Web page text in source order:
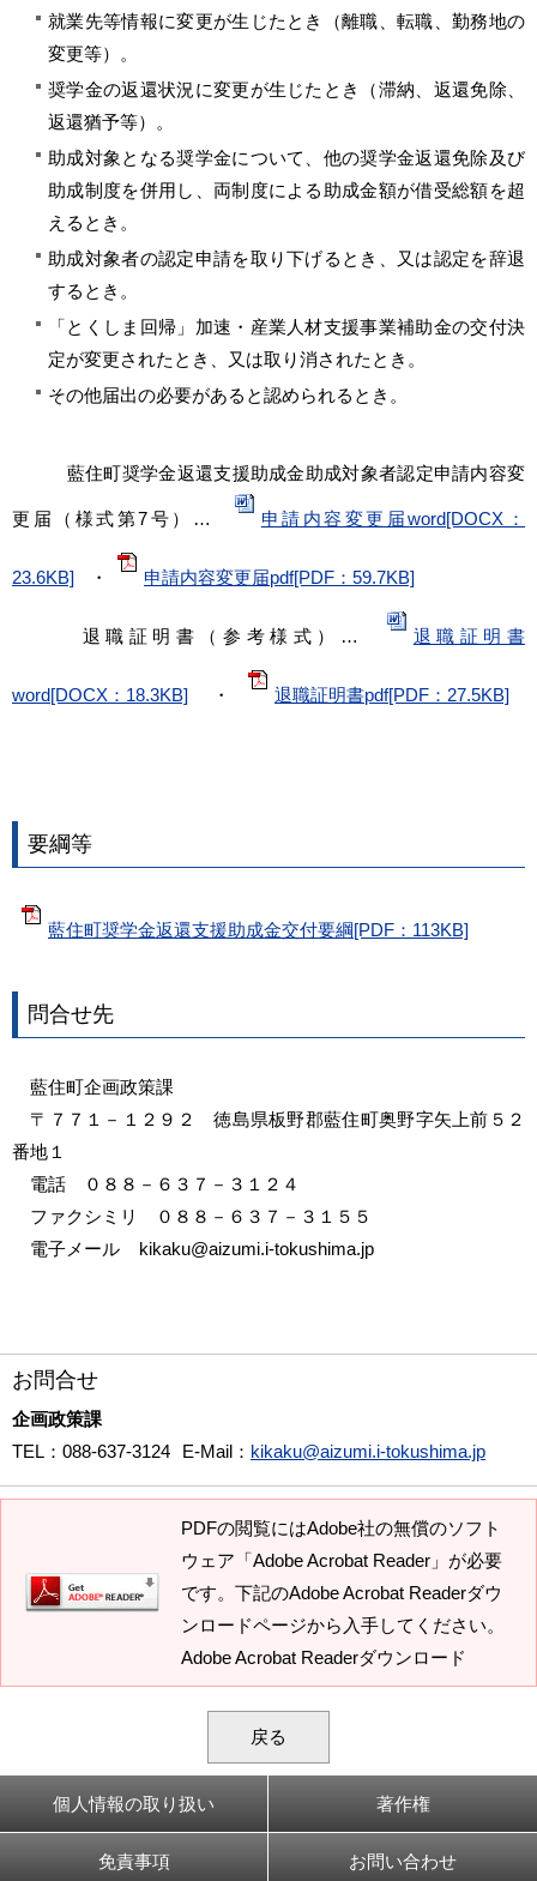
就業先等情報に変更が生じたとき（離職、転職、勤務地の
変更等）。
奨学金の返還状況に変更が生じたとき（滞納、返還免除、
返還猶予等）。
助成対象となる奨学金について、他の奨学金返還免除及び
助成制度を併用し、両制度による助成金額が借受総額を超
えるとき。
助成対象者の認定申請を取り下げるとき、又は認定を辞退
するとき。
「とくしま回帰」加速・産業人材支援事業補助金の交付決
定が変更されたとき、又は取り消されたとき。
その他届出の必要があると認められるとき。
藍住町奨学金返還支援助成金助成対象者認定申請内容変
更届（様式第7号）… 申請内容変更届word[DOCX：
23.6KB] ・ 申請内容変更届pdf[PDF：59.7KB]
退職証明書（参考様式）… 退職証明書
word[DOCX：18.3KB] ・ 退職証明書pdf[PDF：27.5KB]
要綱等
藍住町奨学金返還支援助成金交付要綱[PDF：113KB]
問合せ先
藍住町企画政策課
〒７７１－１２９２ 徳島県板野郡藍住町奥野字矢上前５２
番地１
電話 ０８８－６３７－３１２４
ファクシミリ ０８８－６３７－３１５５
電子メール kikaku@aizumi.i-tokushima.jp
お問合せ
企画政策課
TEL ：088-637-3124 E-Mail ： kikaku@aizumi.i-tokushima.jp
PDFの閲覧にはAdobe社の無償のソフト
ウェア「Adobe Acrobat Reader」が必要
です。下記のAdobe Acrobat Readerダウ
ンロードページから入手してください。
Adobe Acrobat Readerダウンロード
戻る
個人情報の取り扱い 著作権
免責事項 お問い合わせ